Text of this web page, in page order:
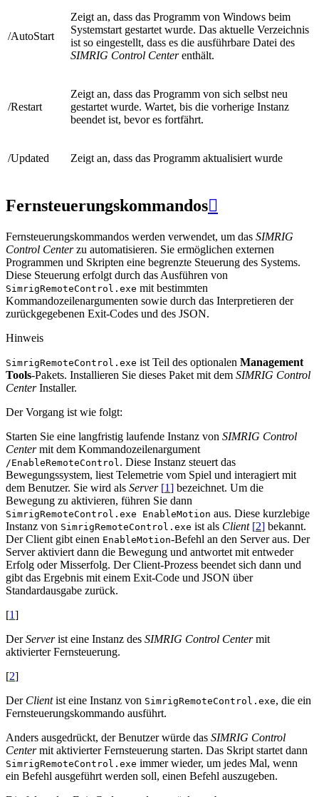
/AutoStart
Zeigt an, dass das Programm von Windows beim
Systemstart gestartet wurde. Das aktuelle Verzeichnis
ist so eingestellt, dass es die ausführbare Datei des
SIMRIG Control Centerenthält.
/Restart
Zeigt an, dass das Programm von sich selbst neu
gestartet wurde. Wartet, bis die vorherige Instanz
beendet ist, bevor es fortfährt.
/Updated Zeigt an, dass das Programm aktualisiert wurde
Fernsteuerungskommandos
Fernsteuerungskommandos werden verwendet, um das SIMRIG
Control Centerzu automatisieren. Sie ermöglichen externen
Programmen und Skripten eine begrenzte Steuerung des Systems.
Diese Steuerung erfolgt durch das Ausführen von
SimrigRemoteControl.exe mit bestimmten
Kommandozeilenargumenten sowie durch das Interpretieren der
zurückgegebenen Exit-Codes und des JSON.
Hinweis
SimrigRemoteControl.exe ist Teil des optionalen Management
Tools-Pakets. Installieren Sie dieses Paket mit dem SIMRIG Control
CenterInstaller.
Der Vorgang ist wie folgt:
Starten Sie eine langfristig laufende Instanz von SIMRIG Control
Centermit dem Kommandozeilenargument
/EnableRemoteControl. Diese Instanz steuert das
Bewegungssystem, liest Telemetrie vom Spiel und interagiert mit
dem Benutzer. Sie wird als Server [1] bezeichnet. Um die
Bewegung zu aktivieren, führen Sie dann
SimrigRemoteControl.exe EnableMotion aus. Diese kurzlebige
Instanz von SimrigRemoteControl.exe ist als Client [2] bekannt.
Der Client gibt einen EnableMotion-Befehl an den Server aus. Der
Server aktiviert dann die Bewegung und antwortet mit entweder
Erfolg oder Misserfolg. Der Client-Prozess beendet sich dann und
gibt das Ergebnis mit einem Exit-Code und JSON über
Standardausgabe zurück.
[1]
DerServerist eine Instanz des SIMRIG Control Centermit
aktivierter Fernsteuerung.
[2]
Der Clientist eine Instanz von SimrigRemoteControl.exe, die ein
Fernsteuerungskommando ausführt.
Anders ausgedrückt, der Benutzer würde das SIMRIG Control
Centermit aktivierter Fernsteuerung starten. Das Skript startet dann
SimrigRemoteControl.exe immer wieder, um jedes Mal, wenn
ein Befehl ausgeführt werden soll, einen Befehl auszugeben.